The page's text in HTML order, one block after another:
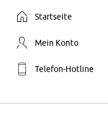
Startseite
Mein Konto
Telefon-Hotline